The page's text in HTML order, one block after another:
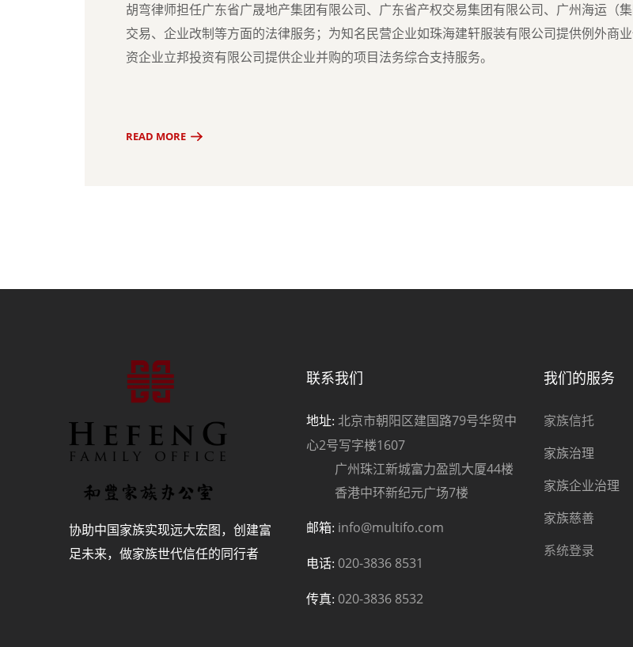
胡弯律师担任广东省广晟地产集团有限公司、广东省产权交易集团有限公司、广州海运（
交易、企业改制等方面的法律服务；为知名民营企业如珠海建轩服装有限公司提供例外商
资企业立邦投资有限公司提供企业并购的项目法务综合支持服务。
READ MORE
协助中国家族实现远大宏图，创建富
足未来，做家族世代信任的同行者
联系我们
地址: 北京市朝阳区建国路79号华贸中
心2号写字楼1607
广州珠江新城富力盈凯大厦44楼
香港中环新纪元广场7楼
邮箱: info@multifo.com
电话: 020-3836 8531
传真: 020-3836 8532
我们的服务
家族信托
家族治理
家族企业治理
家族慈善
系统登录